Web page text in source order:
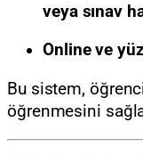
veya sınav
Online ve
Bu sistem,
öğrenmesini